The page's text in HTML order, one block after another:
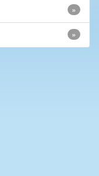
»
»